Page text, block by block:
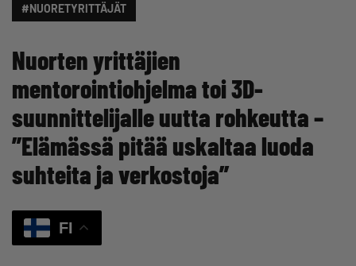
#NUORETYRITTÄJÄT
Nuorten yrittäjien
mentorointiohjelma toi 3D-
suunnittelijalle uutta rohkeutta –
”Elämässä pitää uskaltaa luoda
suhteita ja verkostoja”
FI